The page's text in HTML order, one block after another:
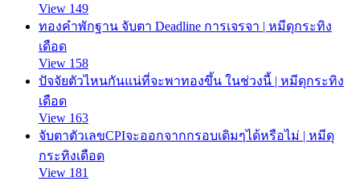
View 149
ทองคำพักฐาน จับตา Deadline การเจรจา | หมีดุกระทิง
เดือด
View 158
ปัจจัยตัวไหนกันแน่ที่จะพาทองขึ้น ในช่วงนี้ | หมีดุกระทิง
เดือด
View 163
จับตาตัวเลขCPIจะออกจากกรอบเดิมๆได้หรือไม่ | หมีดุ
กระทิงเดือด
View 181